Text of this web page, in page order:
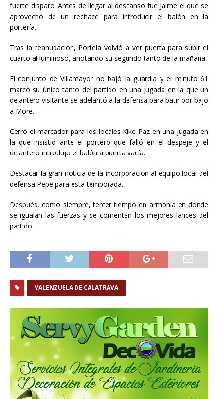
fuerte disparo. Antes de llegar al descanso fue Jaime el que se
aprovechó de un rechace para introducir el balón en la
portería.
Tras la reanudación, Portela volvió a ver puerta para subir el
cuarto al luminoso, anotando su segundo tanto de la mañana.
El conjunto de Villamayor no bajó la guardia y el minuto 61
marcó su único tanto del partido en una jugada en la que un
delantero visitante se adelantó a la defensa para batir por bajo
a More.
Cerró el marcador para los locales Kike Paz en una jugada en
la que insistió ante el portero que falló en el despeje y el
delantero introdujo el balón a puerta vacía.
Destacar la gran noticia de la incorporación al equipo local del
defensa Pepe para esta temporada.
Después, como siempre, tercer tiempo en armonía en donde
se igualan las fuerzas y se comentan los mejores lances del
partido.
VALENZUELA DE CALATRAVA